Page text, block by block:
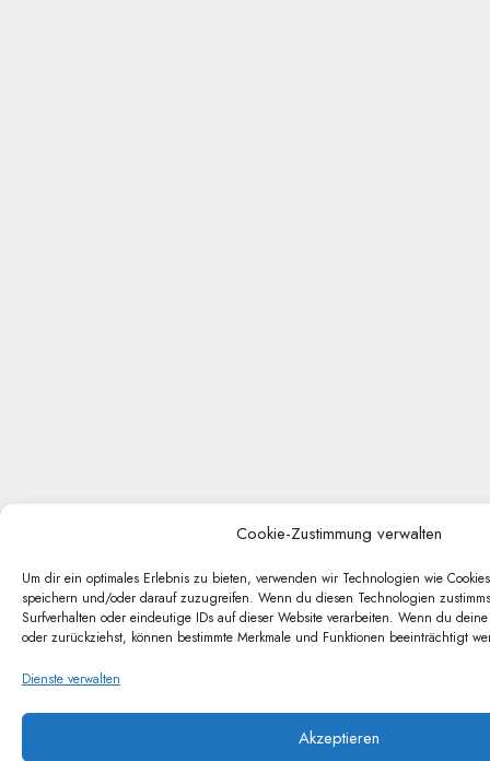
Cookie-Zustimmung verwalten
Um dir ein optimales Erlebnis zu bieten, verwenden wir Technologien wie
speichern und/oder darauf zuzugreifen. Wenn du diesen Technologien
Surfverhalten oder eindeutige IDs auf dieser Website verarbeiten. Wenn du
oder zurückziehst, können bestimmte Merkmale und Funktionen beeinträchtigt
Dienste verwalten
Akzeptieren